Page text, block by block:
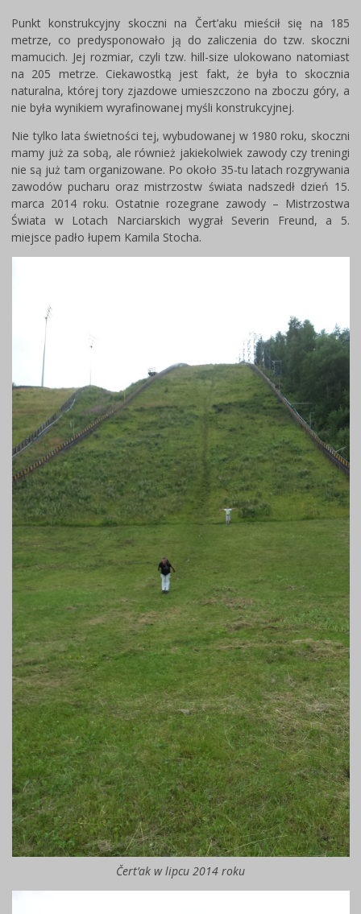
Punkt konstrukcyjny skoczni na Čert’aku mieścił się na 185
metrze, co predysponowało ją do zaliczenia do tzw. skoczni
mamucich. Jej rozmiar, czyli tzw. hill-size ulokowano natomiast
na 205 metrze. Ciekawostką jest fakt, że była to skocznia
naturalna, której tory zjazdowe umieszczono na zboczu góry, a
nie była wynikiem wyrafinowanej myśli konstrukcyjnej.
Nie tylko lata świetności tej, wybudowanej w 1980 roku, skoczni
mamy już za sobą, ale również jakiekolwiek zawody czy treningi
nie są już tam organizowane. Po około 35-tu latach rozgrywania
zawodów pucharu oraz mistrzostw świata nadszedł dzień 15.
marca 2014 roku. Ostatnie rozegrane zawody – Mistrzostwa
Świata w Lotach Narciarskich wygrał Severin Freund, a 5.
miejsce padło łupem Kamila Stocha.
Čert’ak w lipcu 2014 roku